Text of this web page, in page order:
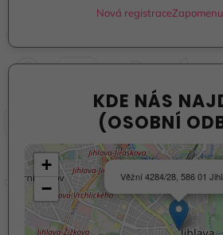
Nová registrace
KDE NÁS
(OSOBNÍ
Věžní 4284/28, 586 01
+
−